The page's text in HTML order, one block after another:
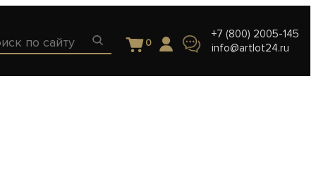
0
+7 (800) 2005-145
info@artlot24.ru